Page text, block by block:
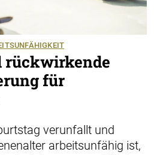
rückwirkende
für
verunfallt und
arbeitsunfähig ist,